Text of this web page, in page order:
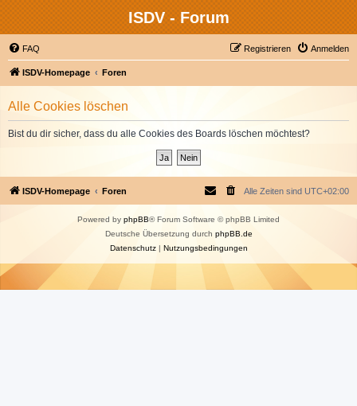
ISDV - Forum
FAQ Anmelden
Registrieren
ISDV-Homepage Foren
Alle Cookies löschen
Bist du dir sicher, dass du alle Cookies des Boards löschen möchtest?
ISDV-Homepage Foren Alle Zeiten sind UTC+02:00
Powered by phpBB® Forum Software © phpBB Limited
Deutsche Übersetzung durch phpBB.de
Datenschutz| Nutzungsbedingungen